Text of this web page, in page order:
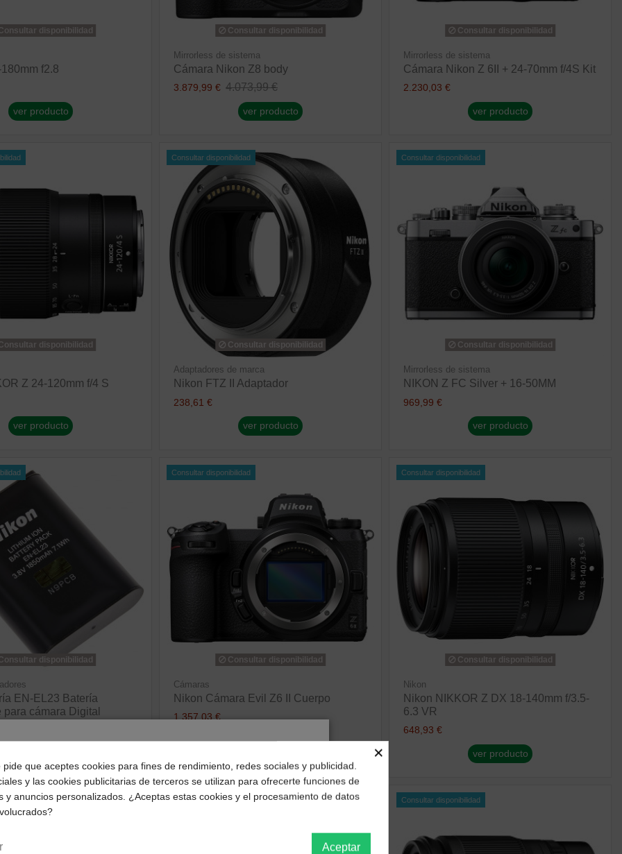
disponibilidad
f2.8
ver producto
Consultar disponibilidad
Mirrorless de sistema
Cámara Nikon Z8 body
3.879,99 € 4.073,99 €
ver producto
Consultar disponibilidad
Mirrorless de sistema
Cámara Nikon Z 6II + 24-70mm f/4S Kit
2.230,03 €
ver producto
disponibilidad
Z 24-120mm f/4 S
ver producto
Consultar disponibilidad
Consultar disponibilidad
Adaptadores de marca
Nikon FTZ II Adaptador
238,61 €
ver producto
Consultar disponibilidad
Consultar disponibilidad
Mirrorless de sistema
NIKON Z FC Silver + 16-50MM
969,99 €
ver producto
disponibilidad
EN-EL23 Batería
para cámara Digital
Consultar disponibilidad
Consultar disponibilidad
Cámaras
Nikon Cámara Evil Z6 II Cuerpo
1.357,03 €
ver producto
Consultar disponibilidad
Consultar disponibilidad
Nikon
Nikon NIKKOR Z DX 18-140mm f/3.5-
6.3 VR
648,93 €
ver producto
Consultar disponibilidad Consultar disponibilidad
¿Dónde deseas recibir tu pedido?
Selecciona tu ubicación para mostrarte los precios e
impuestos correctos para tu región.
×
pide que aceptes cookies para fines de rendimiento, redes sociales y publicidad.
y las cookies publicitarias de terceros se utilizan para ofrecerte funciones de
y anuncios personalizados. ¿Aceptas estas cookies y el procesamiento de datos
Aceptar